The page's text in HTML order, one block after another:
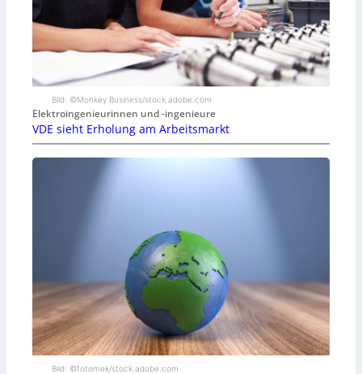
Bild: ©Monkey Business/stock.adobe.com
Elektroingenieurinnen und -ingenieure
VDE sieht Erholung am Arbeitsmarkt
Bild: ©fotomek/stock.adobe.com